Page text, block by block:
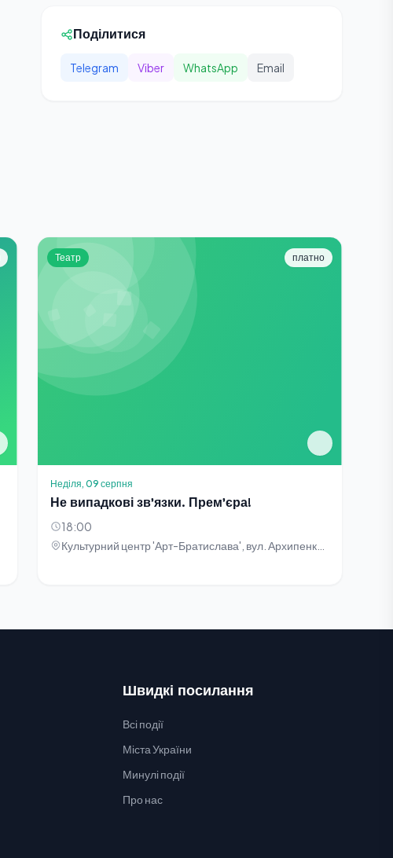
Поділитися
Telegram Viber WhatsApp Email
Театр платно
Неділя, 09 серпня
Не випадкові зв'язки. Прем'єра!
18:00
Культурний центр 'Арт-Братислава', вул. Архипенка, 5
Швидкі посилання
Всі події
Міста України
Минулі події
Про нас